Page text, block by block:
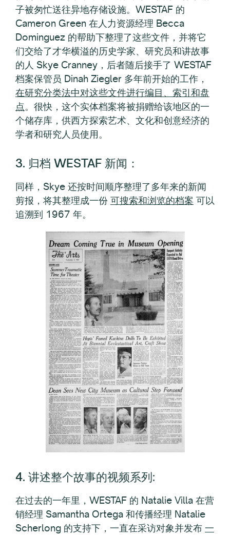
子被匆忙送往异地存储设施。WESTAF 的
Cameron Green 在人力资源经理 Becca
Dominguez 的帮助下整理了这些文件，并将它
们交给了才华横溢的历史学家、研究员和讲故事
的人 Skye Cranney，后者随后接手了 WESTAF
档案保管员 Dinah Ziegler 多年前开始的工作，
在研究分类法中对这些文件进行编目、索引和盘
点。很快，这个实体档案将被捐赠给该地区的一
个储存库，供西方探索艺术、文化和创意经济的
学者和研究人员使用。
3. 归档 WESTAF 新闻：
同样，Skye 还按时间顺序整理了多年来的新闻
剪报，将其整理成一份 可搜索和浏览的档案 可以
追溯到 1967 年。
4. 讲述整个故事的视频系列:
在过去的一年里，WESTAF 的 Natalie Villa 在营
销经理 Samantha Ortega 和传播经理 Natalie
Scherlong 的支持下，一直在采访对象并发布 一